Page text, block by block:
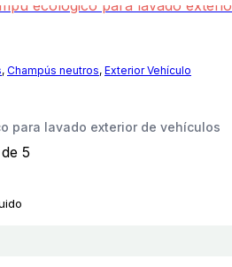
, Champús neutros, Exterior Vehículo
para lavado exterior de vehículos
de 5